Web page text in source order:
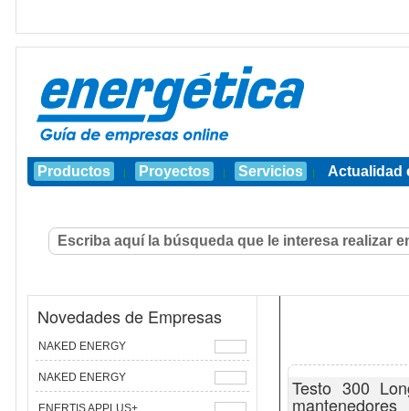
Productos | Proyectos | Servicios | Actualidad
Novedades de Empresas
NAKED ENERGY
NAKED ENERGY
ENERTIS APPLUS+
Testo 300
mantenedores